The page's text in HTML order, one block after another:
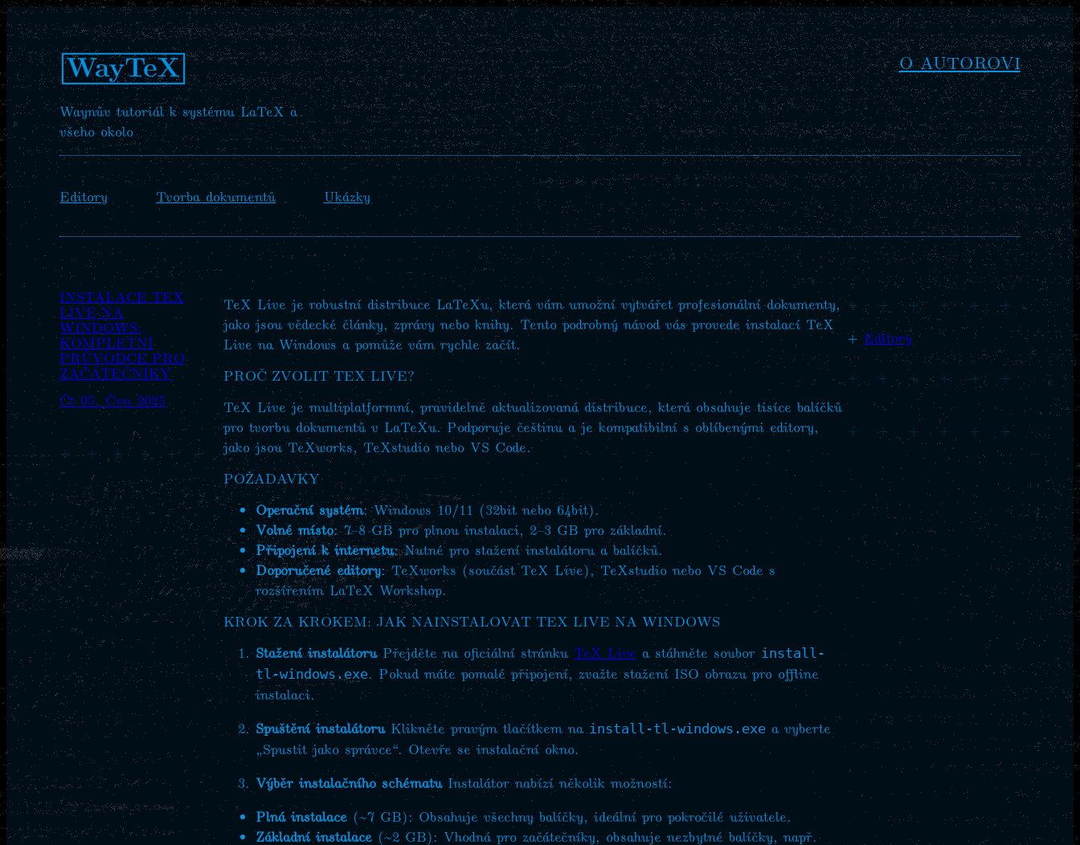
Waynův tutoriál k systému LaTeX a
všeho okolo
O AUTOROVI
Editory Tvorba dokumentů Ukázky
INSTALACE TEX
LIVE NA
WINDOWS:
KOMPLETNÍ
PRŮVODCE PRO
ZAČÁTEČNÍKY
Čt 05. Čvn 2025
+ + + + + +
TeX Live je robustní distribuce LaTeXu, která vám umožní vytvářet profesionální dokumenty,
jako jsou vědecké články, zprávy nebo knihy. Tento podrobný návod vás provede instalací TeX
Live na Windows a pomůže vám rychle začít.
PROČ ZVOLIT TEX LIVE?
TeX Live je multiplatformní, pravidelně aktualizovaná distribuce, která obsahuje tisíce balíčků
pro tvorbu dokumentů v LaTeXu. Podporuje češtinu a je kompatibilní s oblíbenými editory,
jako jsou TeXworks, TeXstudio nebo VS Code.
POŽADAVKY
Operační systém: Windows 10/11 (32bit nebo 64bit).
Volné místo: 7–8 GB pro plnou instalaci, 2–3 GB pro základní.
Připojení k internetu: Nutné pro stažení instalátoru a balíčků.
Doporučené editory: TeXworks (součást TeX Live), TeXstudio nebo VS Code s
rozšířením LaTeX Workshop.
KROK ZA KROKEM: JAK NAINSTALOVAT TEX LIVE NA WINDOWS
Stažení instalátoruPřejděte na oficiální stránku TeX Live a stáhněte soubor install-
tl-windows.exe. Pokud máte pomalé připojení, zvažte stažení ISO obrazu pro offline
instalaci.
Spuštění instalátoruKlikněte pravým tlačítkem nainstall-tl-windows.exea vyberte
„Spustit jako správce“. Otevře se instalační okno.
Výběr instalačního schématuInstalátor nabízí několik možností:
Plná instalace(~7 GB): Obsahuje všechny balíčky, ideální pro pokročilé uživatele.
Základní instalace(~2 GB): Vhodná pro začátečníky, obsahuje nezbytné balíčky, např.
+ + + + +
+
+Editory
+ + + + + +
+ + + + + +